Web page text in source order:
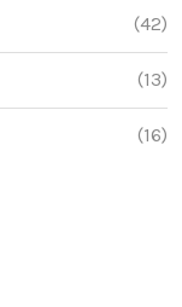
(42)
(13)
(16)